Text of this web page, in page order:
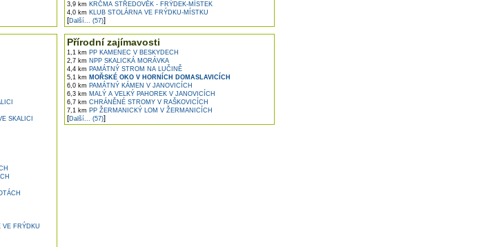
3,9 km KRČMA STŘEDOVĚK - FRÝDEK-MÍSTEK
4,0 km KLUB STOLÁRNA VE FRÝDKU-MÍSTKU
[Další... (57)]
SKALICI
VE FRÝDKU
Přírodní zajímavosti
1,1 km PP KAMENEC V BESKYDECH
2,7 km NPP SKALICKÁ MORÁVKA
4,4 km PAMÁTNÝ STROM NA LUČINĚ
5,1 km MOŘSKÉ OKO V HORNÍCH DOMASLAVICÍCH
6,0 km PAMÁTNÝ KÁMEN V JANOVICÍCH
6,3 km MALÝ A VELKÝ PAHOREK V JANOVICÍCH
6,7 km CHRÁNĚNÉ STROMY V RAŠKOVICÍCH
7,1 km PP ŽERMANICKÝ LOM V ŽERMANICÍCH
[Další... (57)]